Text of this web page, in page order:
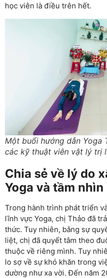
học viên là điều trên hết.
Một buổi hướng dẫn Yoga
các kỹ thuật viên vật lý trị
Chia sẻ về lý do
Yoga và tầm
Trong hành trình phát triển
lĩnh vực Yoga, chị Thảo đã
thức. Tuy nhiên, bằng sự
liệt, chị đã quyết tâm theo
thuộc về riêng mình. Tuy
lo sợ về sự khó khăn trong
dường như xa vời. Đến năm